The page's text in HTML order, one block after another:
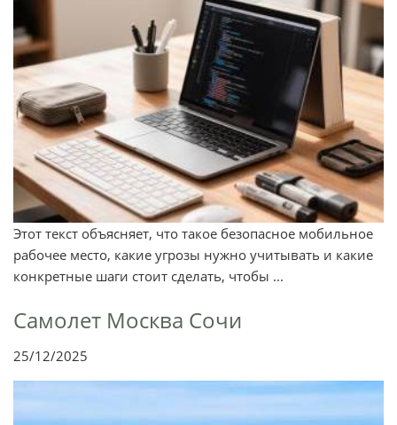
Этот текст объясняет, что такое безопасное мобильное
рабочее место, какие угрозы нужно учитывать и какие
конкретные шаги стоит сделать, чтобы ...
Самолет Москва Сочи
25/12/2025